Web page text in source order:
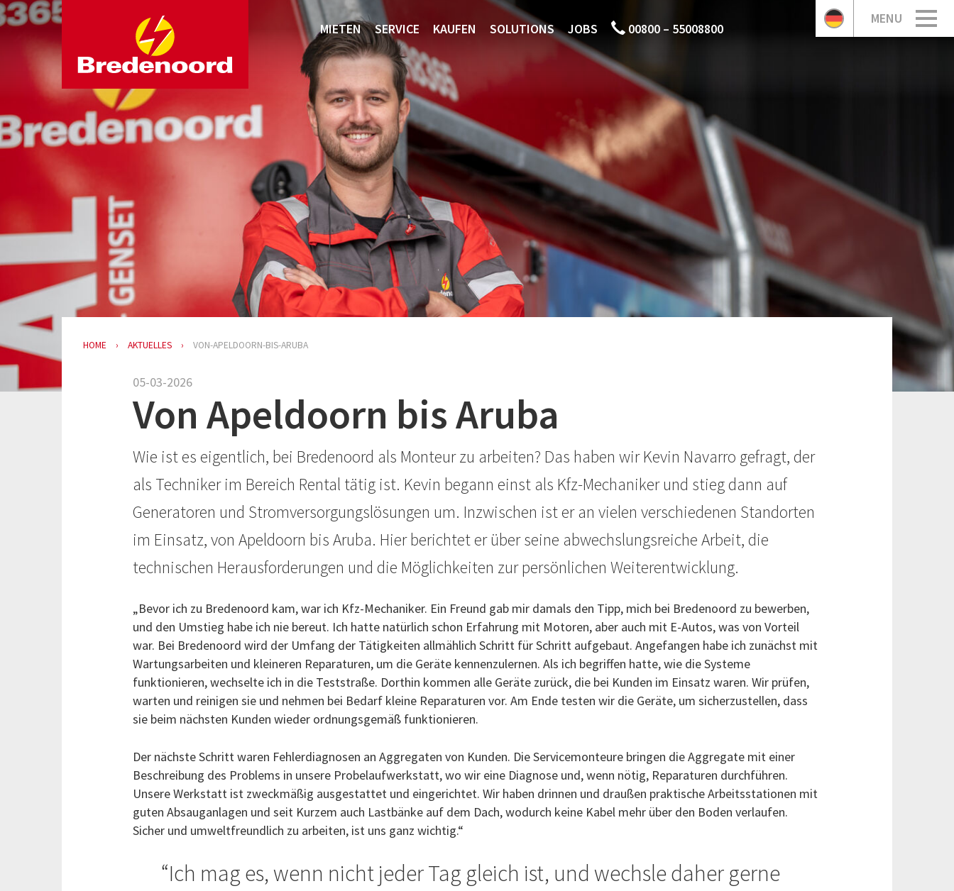
MENU
MIETEN SERVICE KAUFEN SOLUTIONS JOBS 00800 – 55008800
HOME AKTUELLES VON-APELDOORN-BIS-ARUBA
05-03-2026
Von Apeldoorn bis Aruba
Wie ist es eigentlich, bei Bredenoord als Monteur zu arbeiten? Das haben wir Kevin Navarro gefragt, der
als Techniker im Bereich Rental tätig ist. Kevin begann einst als Kfz-Mechaniker und stieg dann auf
Generatoren und Stromversorgungslösungen um. Inzwischen ist er an vielen verschiedenen Standorten
im Einsatz, von Apeldoorn bis Aruba. Hier berichtet er über seine abwechslungsreiche Arbeit, die
technischen Herausforderungen und die Möglichkeiten zur persönlichen Weiterentwicklung.
„Bevor ich zu Bredenoord kam, war ich Kfz-Mechaniker. Ein Freund gab mir damals den Tipp, mich bei Bredenoord zu bewerben,
und den Umstieg habe ich nie bereut. Ich hatte natürlich schon Erfahrung mit Motoren, aber auch mit E-Autos, was von Vorteil
war. Bei Bredenoord wird der Umfang der Tätigkeiten allmählich Schritt für Schritt aufgebaut. Angefangen habe ich zunächst mit
Wartungsarbeiten und kleineren Reparaturen, um die Geräte kennenzulernen. Als ich begriffen hatte, wie die Systeme
funktionieren, wechselte ich in die Teststraße. Dorthin kommen alle Geräte zurück, die bei Kunden im Einsatz waren. Wir prüfen,
warten und reinigen sie und nehmen bei Bedarf kleine Reparaturen vor. Am Ende testen wir die Geräte, um sicherzustellen, dass
sie beim nächsten Kunden wieder ordnungsgemäß funktionieren.
Der nächste Schritt waren Fehlerdiagnosen an Aggregaten von Kunden. Die Servicemonteure bringen die Aggregate mit einer
Beschreibung des Problems in unsere Probelaufwerkstatt, wo wir eine Diagnose und, wenn nötig, Reparaturen durchführen.
Unsere Werkstatt ist zweckmäßig ausgestattet und eingerichtet. Wir haben drinnen und draußen praktische Arbeitsstationen mit
guten Absauganlagen und seit Kurzem auch Lastbänke auf dem Dach, wodurch keine Kabel mehr über den Boden verlaufen.
Sicher und umweltfreundlich zu arbeiten, ist uns ganz wichtig.“
Ich mag es, wenn nicht jeder Tag gleich ist, und wechsle daher gerne